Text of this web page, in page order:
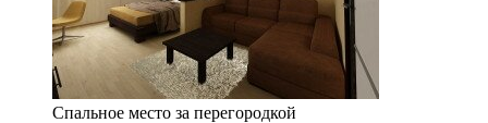
Спальное место за перегородкой